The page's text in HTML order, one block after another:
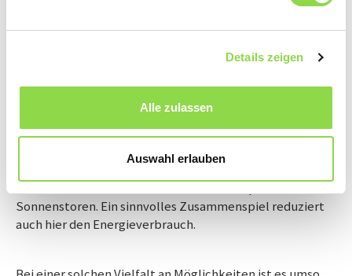
Details zeigen
Alle zulassen
Auswahl erlauben
Leuchten zu einer Szene verknüpft und einprogrammiert
werden – da genügt ein Knopfdruck, um das gewünschte
Noch mehr Energieeffizienz kann erreicht werden, indem
die Beleuchtungssteuerung in eine Gebäudeautomation
Sonnenstoren. Ein sinnvolles Zusammenspiel reduziert
auch hier den Energieverbrauch.